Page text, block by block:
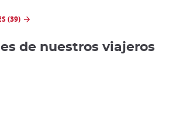
(39)
de nuestros viajeros